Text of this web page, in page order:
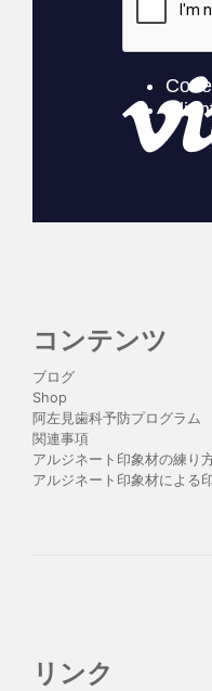
コンテンツ
ブログ
Shop
阿左見歯科予防プログラム
関連事項
アルジネート印象材の練り
アルジネート印象材による
リンク